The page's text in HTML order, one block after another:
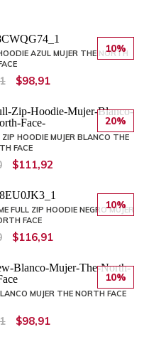
10%
AZUL MUJER THE NORTH
$98,91
20%
HOODIE MUJER BLANCO THE
FACE
$111,92
10%
FULL ZIP HOODIE NEGRO MUJER
FACE
$116,91
10%
MUJER THE NORTH FACE
$98,91